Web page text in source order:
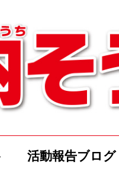
活動報告ブログ